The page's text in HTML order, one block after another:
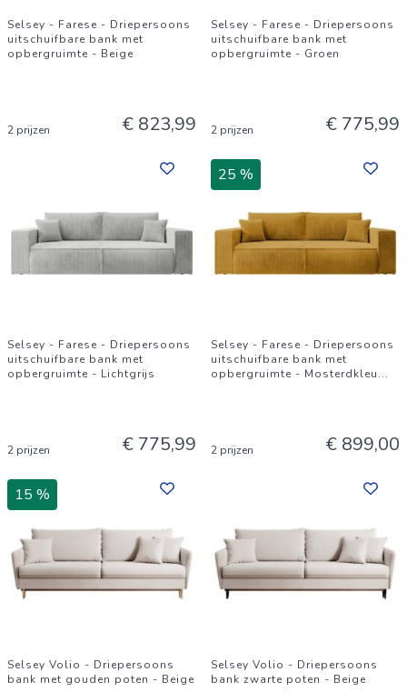
Selsey - Farese - Driepersoons
uitschuifbare bank met
opbergruimte - Beige
2 prijzen € 823,99
Selsey - Farese - Driepersoons
uitschuifbare bank met
opbergruimte - Groen
2 prijzen € 775,99
Selsey - Farese - Driepersoons
uitschuifbare bank met
opbergruimte - Lichtgrijs
2 prijzen € 775,99
25 %
Selsey - Farese - Driepersoons
uitschuifbare bank met
opbergruimte - Mosterdkleu...
2 prijzen € 899,00
15 %
Selsey Volio - Driepersoons
bank met gouden poten - Beige
Selsey Volio - Driepersoons
bank zwarte poten - Beige